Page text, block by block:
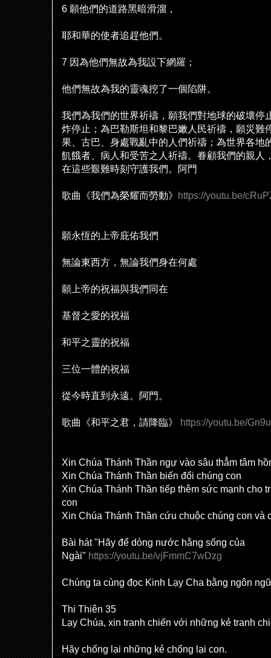
6 願他們的道路黑暗滑溜，
耶和華的使者追趕他們。
7 因為他們無故為我設下網羅；
他們無故為我的靈魂挖了一個陷阱。
我們為我們的世界祈禱，願我們對地球的破壞停
炸停止；為巴勒斯坦和黎巴嫩人民祈禱，願災難
果、古巴、身處戰亂中的人們祈禱；為世界各地
飢餓者、病人和受苦之人祈禱。眷顧我們的親人
在這些艱難時刻守護我們。阿門
歌曲《我們為榮耀而勞動》 https://youtu.be/
願永恆的上帝庇佑我們
無論東西方，無論我們身在何處
願上帝的祝福與我們同在
基督之愛的祝福
和平之靈的祝福
三位一體的祝福
從今時直到永遠。阿門。
歌曲《和平之君，請降臨》 https://youtu.be/
Xin Chúa Thánh Thần ngự vào sâu thẳm tâm
Xin Chúa Thánh Thần biến đổi chúng con
Xin Chúa Thánh Thần tiếp thêm sức mạnh cho
con
Xin Chúa Thánh Thần cứu chuộc chúng con và
Bài hát "Hãy để dòng nước hằng sống của
Ngài" https://youtu.be/vjFmmC7wDzg
Chúng ta cùng đọc Kinh Lạy Cha bằng ngôn
Thi Thiên 35
Lạy Chúa, xin tranh chiến với những kẻ tranh
Hãy chống lại những kẻ chống lại con.